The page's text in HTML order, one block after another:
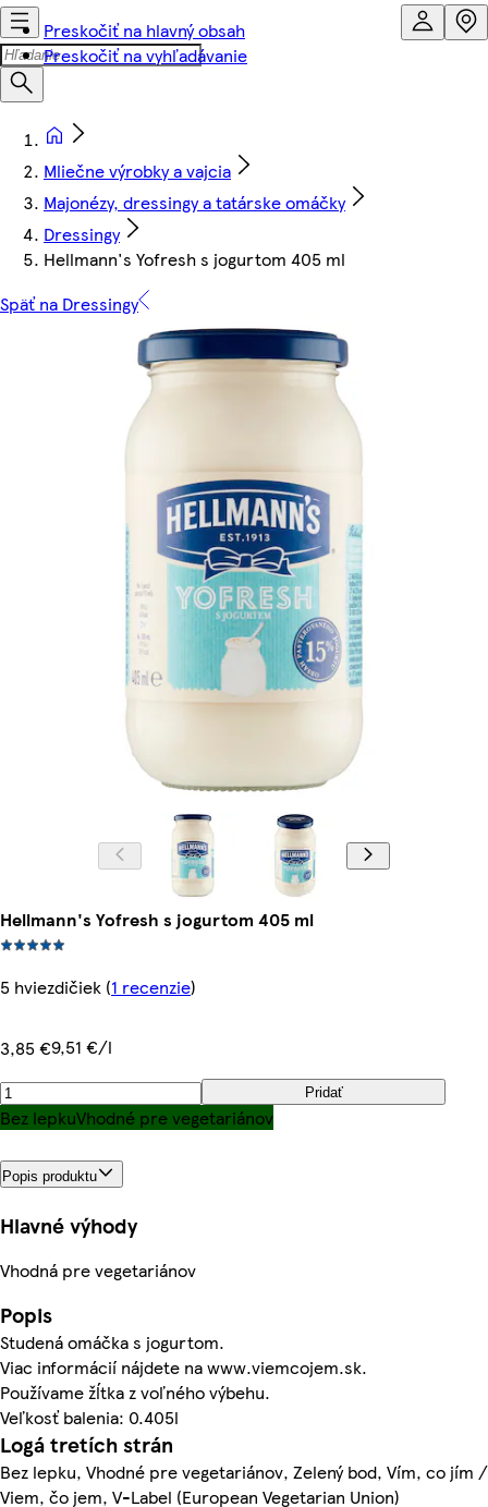
Preskočiť na hlavný obsah
Preskočiť na vyhľadávanie
Mliečne výrobky a vajcia
Majonézy, dressingy a tatárske omáčky
Dressingy
Hellmann's Yofresh s jogurtom 405 ml
Späť na Dressingy
Hellmann's Yofresh s jogurtom 405 ml
5 hviezdičiek (1 recenzie)
3,85 €9,51 €/l
Pridať
Bez lepkuVhodné pre vegetariánov
Popis produktu
Hlavné výhody
Vhodná pre vegetariánov
Popis
Studená omáčka s jogurtom.
Viac informácií nájdete na www.viemcojem.sk.
Používame žĺtka z voľného výbehu.
Veľkosť balenia: 0.405l
Logá tretích strán
Bez lepku, Vhodné pre vegetariánov, Zelený bod, Vím, co jím /
Viem, čo jem, V-Label (European Vegetarian Union)